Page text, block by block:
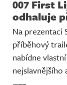
007 First
odhaluje
Na prezentaci
příběhový
nabídne
nejslavnějšího